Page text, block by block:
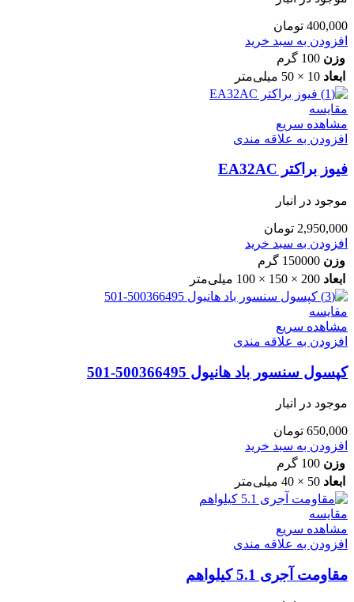
400,000 تومان
افزودن به سبد خرید
وزن 100 گرم
ابعاد 10 × 50 میلی‌متر
مقایسه
مشاهده سریع
افزودن به علاقه مندی
فیوز براکتر EA32AC
موجود در انبار
2,950,000 تومان
افزودن به سبد خرید
وزن 150000 گرم
ابعاد 200 × 150 × 100 میلی‌متر
مقایسه
مشاهده سریع
افزودن به علاقه مندی
کپسول سنسور باد هانیول 500366495-501
موجود در انبار
650,000 تومان
افزودن به سبد خرید
وزن 100 گرم
ابعاد 50 × 40 میلی‌متر
مقایسه
مشاهده سریع
افزودن به علاقه مندی
مقاومت آجری 5.1 کیلواهم